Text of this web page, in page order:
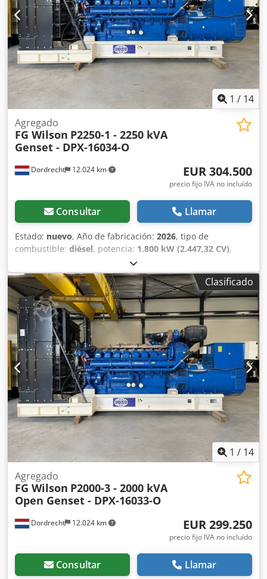
1 / 14
Dordrecht 12.024 km
Agregado
FG Wilson P2250-1 - 2250 kVA
Genset - DPX-16034-O
EUR 304.500
precio fijo IVA no incluído
Consultar Llamar
Estado: nuevo, Año de fabricación: 2026, tipo de
combustible: diésel, potencia: 1.800 kW (2.447,32 CV),
Perkins 4016-61TRG2
Construcción Peso en vacío: 12.528 kg Potencia del
generador: 2.250 kVA Dimensiones del compartimento de
carga: 584 x 218 x 261 cm Marcado CE: sí País de
fabricación: China Póngase en contacto con el equipo de
DPX para obtener más información. = Opciones y
accesorios adicionales = - Batería Crsdpfowbng Uox Aifef -
Panel de control
Clasificado
1 / 14
Dordrecht 12.024 km
Agregado
FG Wilson P2000-3 - 2000 kVA
Open Genset - DPX-16033-O
EUR 299.250
precio fijo IVA no incluído
Consultar Llamar